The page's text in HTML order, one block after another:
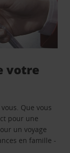
votre
Que vous
pour une
un voyage
en famille -